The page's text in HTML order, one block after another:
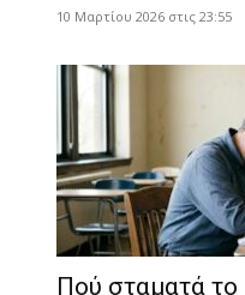
10 Μαρτίου 2026 στις 23:55
Πού σταματά το